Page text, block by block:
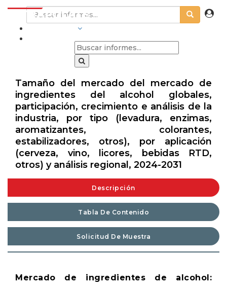
Tamaño del mercado del mercado de
ingredientes del alcohol globales,
participación, crecimiento e análisis de la
industria, por tipo (levadura, enzimas,
aromatizantes, colorantes,
estabilizadores, otros), por aplicación
(cerveza, vino, licores, bebidas RTD,
otros) y análisis regional, 2024-2031
Descripción
Tabla De Contenido
Solicitud De Muestra
Mercado de ingredientes de alcohol: